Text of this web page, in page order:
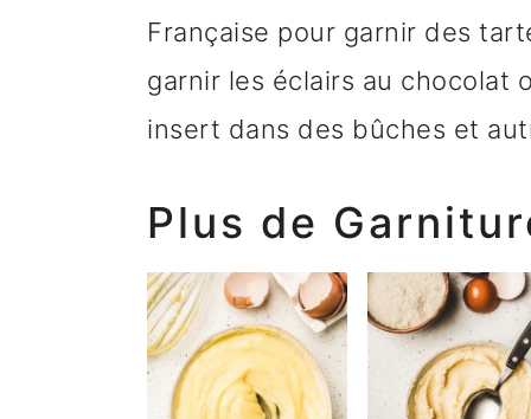
Française pour garnir des
garnir les éclairs au chocolat
insert dans des bûches et
Plus de